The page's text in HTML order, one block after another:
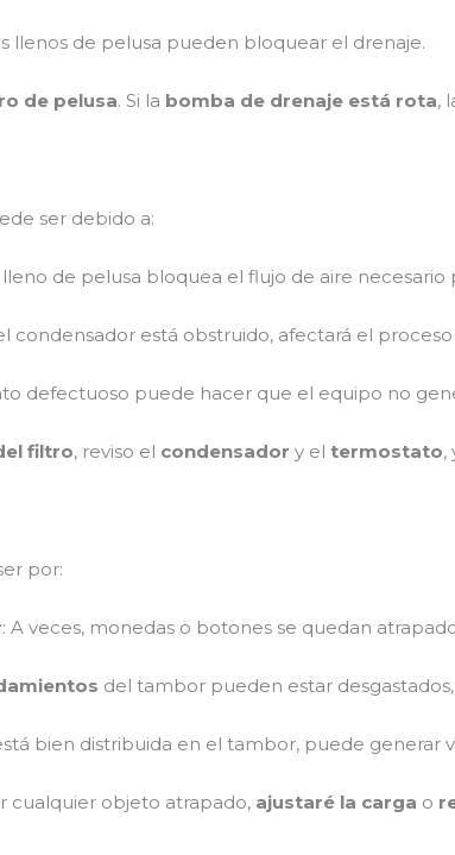
llenos de pelusa pueden bloquear el drenaje.
de pelusa. Si la bomba de drenaje está rota,
ser debido a:
de pelusa bloquea el flujo de aire necesario
condensador está obstruido, afectará el
defectuoso puede hacer que el equipo no
filtro, reviso el condensador y el termostato,
por:
: A veces, monedas o botones se quedan
del tambor pueden estar
bien distribuida en el tambor, puede generar
cualquier objeto atrapado, ajustaré la carga o